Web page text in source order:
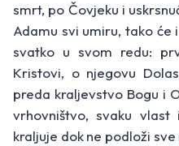
smrt, po Čovjeku i
Adamu svi umiru, tako će
svatko u svom redu:
Kristovi, o njegovu
preda kraljevstvo Bogu i
vrhovništvo, svaku
kraljuje dok ne podloži